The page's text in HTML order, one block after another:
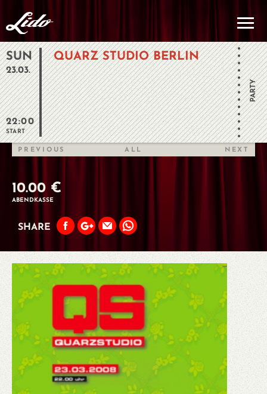
SUN
23.03.
22:00
START
QUARZ STUDIO BERLIN
PARTY
PREVIOUS ALL NEXT
10.00 €
ABENDKASSE
SHARE